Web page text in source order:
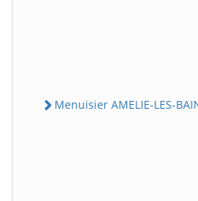
Menuisier AMELIE-LES-